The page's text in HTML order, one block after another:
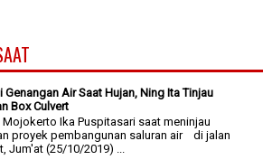
Air Saat Hujan, Ning Ita Tinjau
Box Culvert
Mojokerto Ika Puspitasari saat meninjau
proyek pembangunan saluran air di jalan
Jum'at (25/10/2019) ...